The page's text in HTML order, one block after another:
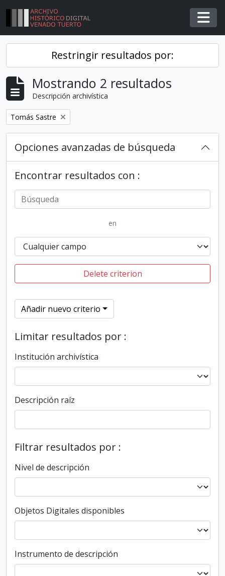
Skip to main content
Restringir resultados por:
Mostrando 2 resultados
Descripción archivística
Remover filtro
Tomás Sastre
Opciones avanzadas de búsqueda
Encontrar resultados con :
en
Delete criterion
Añadir nuevo criterio
Limitar resultados por :
Institución archivística
Descripción raíz
Filtrar resultados por :
Nivel de descripción
Objetos Digitales disponibles
Instrumento de descripción